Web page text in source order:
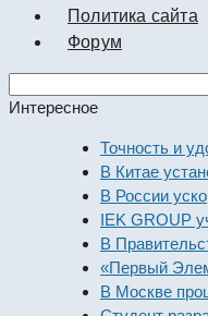
Политика сайта
Форум
this
Интересное
Точность и
В Китае
В России ускорят
IEK GROUP
В Правительстве
«Первый
В Москве прошел